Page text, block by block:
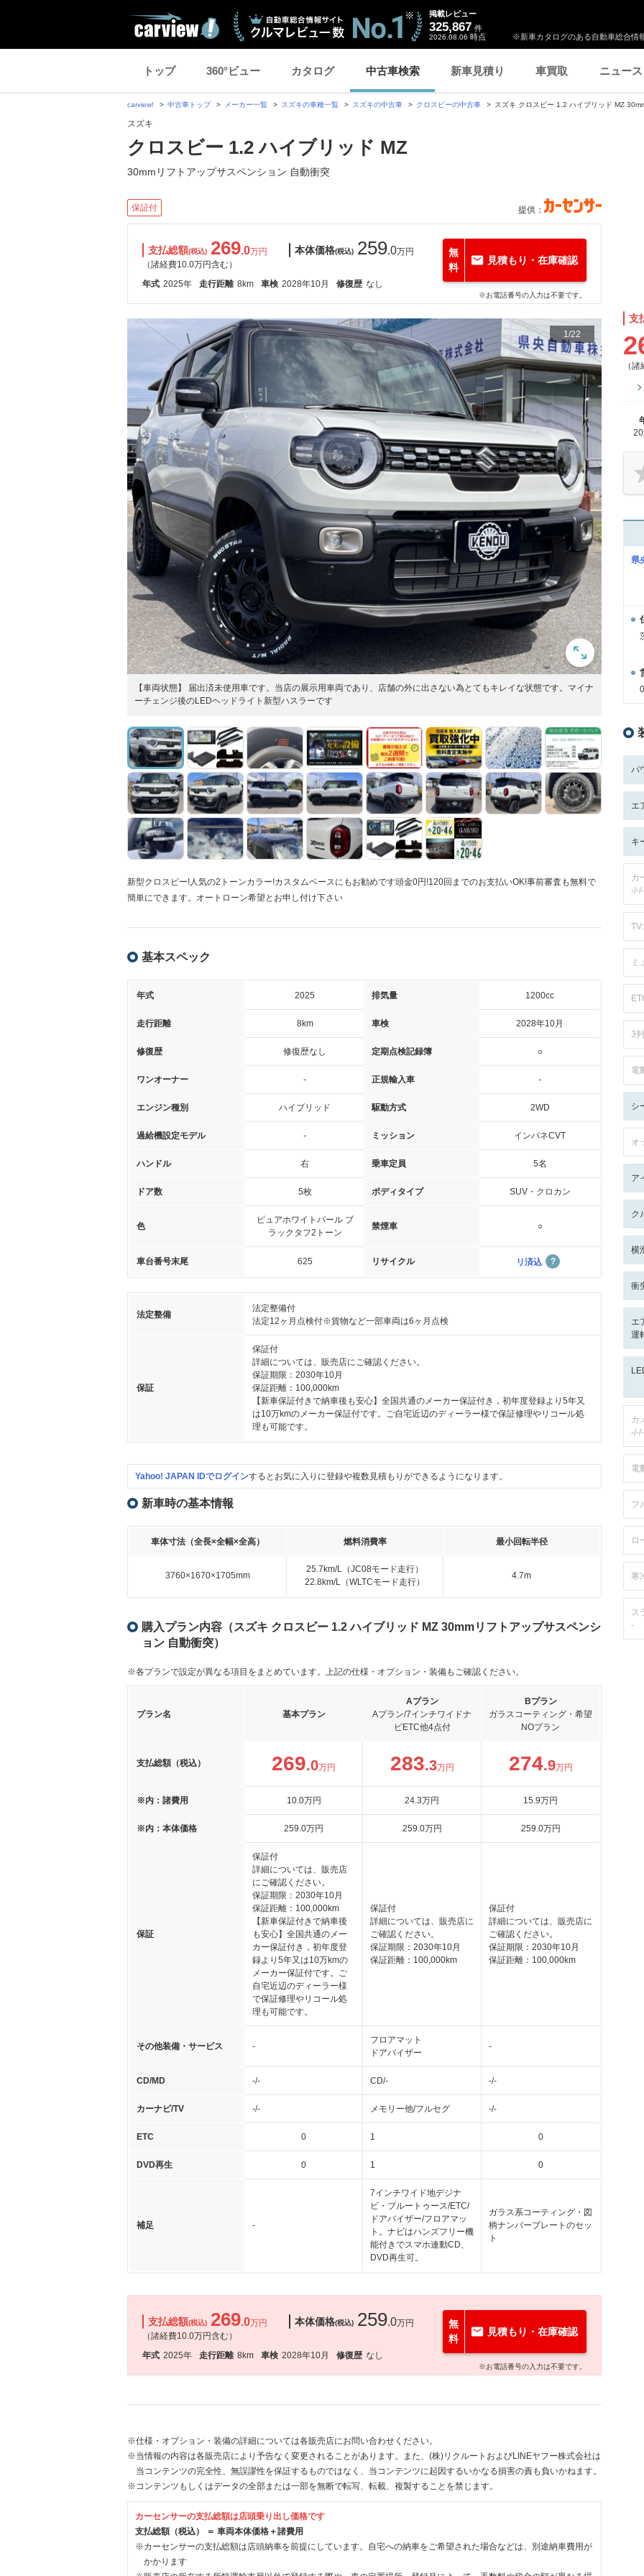
※新車カタログのある自動車総合情
掲載レビュー
325,867 件
2026.08.06 時点
トップ 360°ビュー カタログ 中古車検索 新車見積り 車買取 ニュース
carview! 中古車トップ メーカー一覧 スズキの車種一覧 スズキの中古車 クロスビーの中古車 スズキ クロスビー 1.2 ハイブリッド MZ
スズキ
クロスビー 1.2 ハイブリッド MZ
30mmリフトアップサスペンション 自動衝突
保証付 提供：
支払総額(税込) 269.0万円
（諸経費10.0万円含む）
本体価格(税込) 259.0万円
年式 2025年 走行距離 8km 車検 2028年10月 修復歴 なし
無
料
見積もり・在庫確認
※お電話番号の入力は不要です。
1/22
【車両状態】 届出済未使用車です。当店の展示用車両であり、店舗の外に出さない為とてもキレイな状態です。マイナ
ーチェンジ後のLEDヘッドライト新型ハスラーです
新型クロスビー!人気の2トーンカラー!カスタムベースにもお勧めです頭金0円!120回までのお支払いOK!事前審査も無料で
簡単にできます。オートローン希望とお申し付け下さい
基本スペック
年式 2025 排気量 1200cc
走行距離 8km 車検 2028年10月
修復歴 修復歴なし 定期点検記録簿 ○
ワンオーナー - 正規輸入車 -
エンジン種別 ハイブリッド 駆動方式 2WD
過給機設定モデル - ミッション インパネCVT
ハンドル 右 乗車定員 5名
ドア数 5枚 ボディタイプ SUV・クロカン
色
ピュアホワイトパール ブ
ラックタフ2トーン
禁煙車 ○
車台番号末尾 625 リサイクル リ済込
法定整備
法定整備付
法定12ヶ月点検付※貨物など一部車両は6ヶ月点検
保証
保証付
詳細については、販売店にご確認ください。
保証期限：2030年10月
保証距離：100,000km
【新車保証付きで納車後も安心】全国共通のメーカー保証付き，初年度登録より5年又
は10万kmのメーカー保証付です。ご自宅近辺のディーラー様で保証修理やリコール処
理も可能です。
Yahoo! JAPAN IDでログインするとお気に入りに登録や複数見積もりができるようになります。
新車時の基本情報
車体寸法（全長×全幅×全高） 燃料消費率 最小回転半径
3760×1670×1705mm
25.7km/L（JC08モード走行）
22.8km/L（WLTCモード走行）
4.7m
購入プラン内容（スズキ クロスビー 1.2 ハイブリッド MZ 30mmリフトアップサスペンシ
ョン 自動衝突）
※各プランで設定が異なる項目をまとめています。上記の仕様・オプション・装備もご確認ください。
プラン名 基本プラン
Aプラン
Aプラン/7インチワイドナ
ビETC他4点付
Bプラン
ガラスコーティング・希望
NOプラン
支払総額（税込） 269.0万円 283.3万円 274.9万円
※内：諸費用 10.0万円 24.3万円 15.9万円
※内：本体価格 259.0万円 259.0万円 259.0万円
保証
保証付
詳細については、販売店
にご確認ください。
保証期限：2030年10月
保証距離：100,000km
【新車保証付きで納車後
も安心】全国共通のメー
カー保証付き，初年度登
録より5年又は10万kmの
メーカー保証付です。ご
自宅近辺のディーラー様
で保証修理やリコール処
理も可能です。
保証付
詳細については、販売店に
ご確認ください。
保証期限：2030年10月
保証距離：100,000km
保証付
詳細については、販売店に
ご確認ください。
保証期限：2030年10月
保証距離：100,000km
その他装備・サービス -
フロアマット
ドアバイザー
-
CD/MD -/- CD/- -/-
カーナビ/TV -/- メモリー他/フルセグ -/-
ETC 0 1 0
DVD再生 0 1 0
補足 -
7インチワイド地デジナ
ビ・ブルートゥース/ETC/
ドアバイザー/フロアマッ
ト。ナビはハンズフリー機
能付きでスマホ連動CD、
DVD再生可。
ガラス系コーティング・図
柄ナンバープレートのセッ
ト
支払総額(税込) 269.0万円
（諸経費10.0万円含む）
本体価格(税込) 259.0万円
年式 2025年 走行距離 8km 車検 2028年10月 修復歴 なし
無
料
見積もり・在庫確認
※お電話番号の入力は不要です。
※仕様・オプション・装備の詳細については各販売店にお問い合わせください。
※当情報の内容は各販売店により予告なく変更されることがあります。また、(株)リクルートおよびLINEヤフー株式会社は
当コンテンツの完全性、無誤謬性を保証するものではなく、当コンテンツに起因するいかなる損害の責も負いかねます。
※コンテンツもしくはデータの全部または一部を無断で転写、転載、複製することを禁じます。
カーセンサーの支払総額は店頭乗り出し価格です
支払総額（税込） ＝ 車両本体価格＋諸費用
※カーセンサーの支払総額は店頭納車を前提にしています。自宅への納車をご希望された場合などは、別途納車費用が
かかります
支
（
県
パ
エ
キ
カ
ミ
3
電
シ
オ
ア
ク
横
衝
エ
運
カ
電
フ
ロ
寒
ス
-